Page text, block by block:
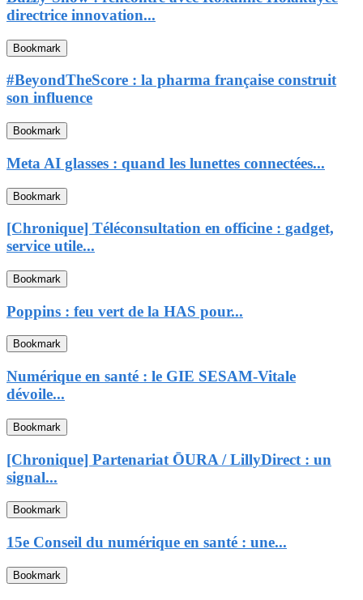
directrice innovation...
Bookmark
#BeyondTheScore : la pharma française construit
son influence
Bookmark
Meta AI glasses : quand les lunettes connectées...
Bookmark
[Chronique] Téléconsultation en officine : gadget,
service utile...
Bookmark
Poppins : feu vert de la HAS pour...
Bookmark
Numérique en santé : le GIE SESAM-Vitale
dévoile...
Bookmark
[Chronique] Partenariat ŌURA / LillyDirect : un
signal...
Bookmark
15e Conseil du numérique en santé : une...
Bookmark